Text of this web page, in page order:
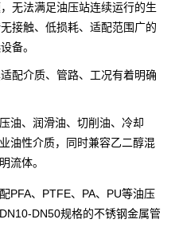
无法满足油压站连续运行的生
接触、低损耗、适配范围广的
备。
配介质、管路、工况有着明确
油、润滑油、切削油、冷却
油性介质，同时兼容乙二醇混
流体。
PFA、PTFE、PA、PU等油压
DN50规格的不锈钢金属管